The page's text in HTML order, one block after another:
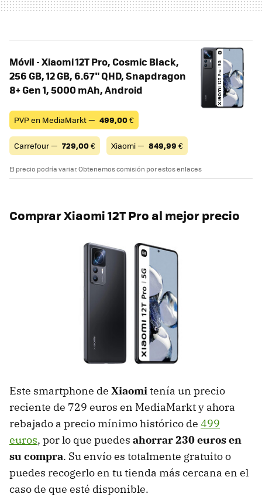
Móvil - Xiaomi 12T Pro, Cosmic Black,
256 GB, 12 GB, 6.67" QHD, Snapdragon
8+ Gen 1, 5000 mAh, Android
PVP en MediaMarkt — 499,00€
Carrefour — 729,00€ Xiaomi — 849,99 €
El precio podría variar. Obtenemos comisión por estos enlaces
Comprar Xiaomi 12T Pro al mejor precio
Este smartphone de Xiaomitenía un precio
reciente de 729 euros en MediaMarkt y ahora
rebajado a precio mínimo histórico de 499
euros, por lo que puedes ahorrar 230 euros en
su compra. Su envío es totalmente gratuito o
puedes recogerlo en tu tienda más cercana en el
caso de que esté disponible.